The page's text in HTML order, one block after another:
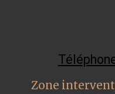
Zone